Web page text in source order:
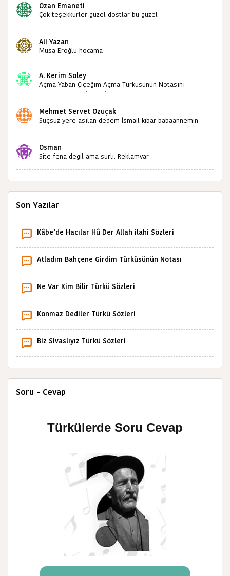
Ozan Emaneti
Çok teşekkürler güzel dostlar bu güzel
sizlerin sayesinde türkülerimiz ölmeyecektir tekrar
teşekkürler saygılarımla
Ali Yazan
Musa Eroğlu hocama
A. Kerim Soley
Açma Yaban Çiçeğim Açma Türküsünün Notasını
Bulabilir miyiz ?İlginiz İçin Şimdiden Teşekkürler.
Mehmet Servet Özuçak
Suçsuz yere asılan dedem İsmail kibar babaannemin
Osman
Site fena degil ama surli. Reklamvar
Son Yazılar
Kâbe’de Hacılar Hû Der Allah ilahi Sözleri
Atladım Bahçene Girdim Türküsünün Notası
Ne Var Kim Bilir Türkü Sözleri
Konmaz Dediler Türkü Sözleri
Biz Sivaslıyız Türkü Sözleri
Soru - Cevap
Türkülerde Soru Cevap